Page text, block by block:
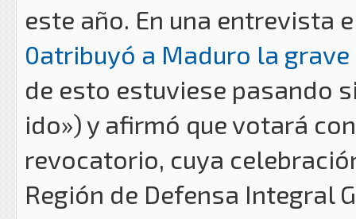
este año. En una entrevista
0atribuyó a Maduro la
de esto estuviese pasando
ido») y afirmó que votará
revocatorio, cuya
Región de Defensa Integral